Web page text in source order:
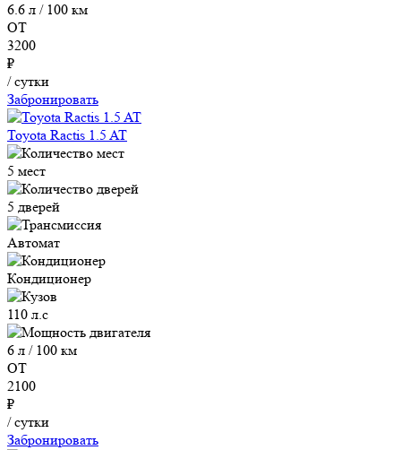
6.6 л / 100 км
ОТ
3200
₽
/ сутки
Забронировать
Toyota Ractis 1.5 AT
5 мест
5 дверей
Автомат
Кондиционер
110 л.с
6 л / 100 км
ОТ
2100
₽
/ сутки
Забронировать